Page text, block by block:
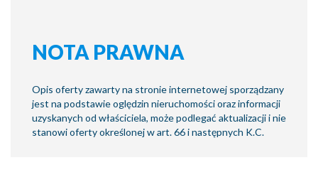
NOTA PRAWNA
Opis oferty zawarty na stronie internetowej sporządzany
jest na podstawie oględzin nieruchomości oraz informacji
uzyskanych od właściciela, może podlegać aktualizacji i nie
stanowi oferty określonej w art. 66 i następnych K.C.